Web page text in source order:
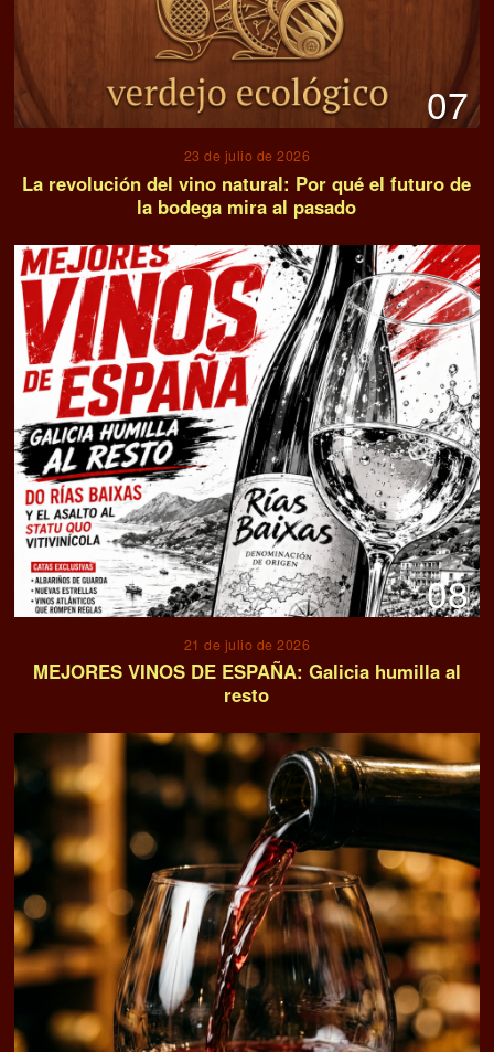
07
23 de julio de 2026
La revolución del vino natural: Por qué el futuro de
la bodega mira al pasado
08
21 de julio de 2026
MEJORES VINOS DE ESPAÑA: Galicia humilla al
resto